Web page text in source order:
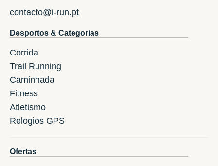
contacto@i-run.pt
Desportos & Categorias
Corrida
Trail Running
Caminhada
Fitness
Atletismo
Relogios GPS
Ofertas